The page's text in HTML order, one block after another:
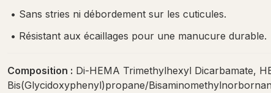
• Sans stries ni débordement sur les cuticules.
• Résistant aux écaillages pour une manucure durable.
Composition : Di-HEMA Trimethylhexyl Dicarbamate,
Bis(Glycidoxyphenyl)propane/